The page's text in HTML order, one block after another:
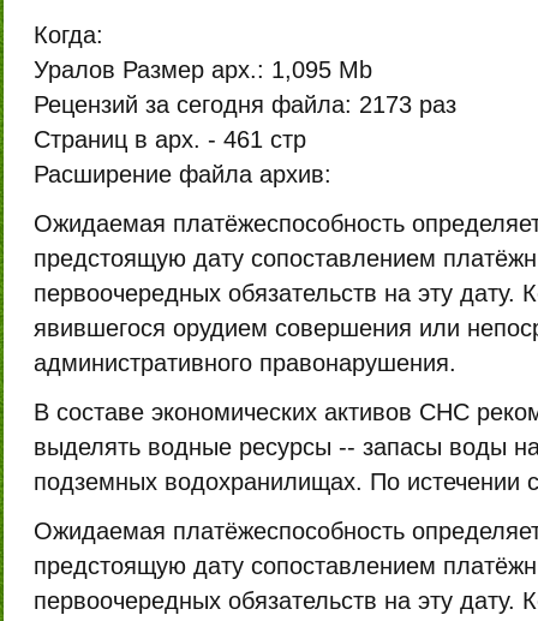
Когда:
Уралов Размер арх.: 1,095 Mb
Рецензий за сегодня файла: 2173 раз
Страниц в арх. - 461 стр
Расширение файла архив:
Ожидаемая платёжеспособность
предстоящую дату сопоставлением
первоочередных обязательств на эту дату.
явившегося орудием совершения или
административного правонарушения.
В составе экономических активов СНС
выделять водные ресурсы -- запасы воды
подземных водохранилищах. По истечении
Ожидаемая платёжеспособность
предстоящую дату сопоставлением
первоочередных обязательств на эту дату.